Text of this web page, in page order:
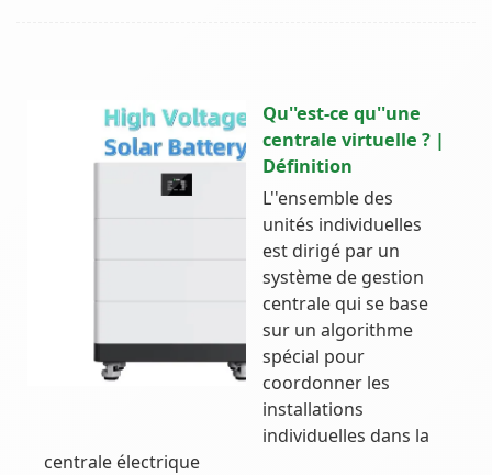
Qu''est-ce qu''une
centrale virtuelle ? |
Définition
L''ensemble des
unités individuelles
est dirigé par un
système de gestion
centrale qui se base
sur un algorithme
spécial pour
coordonner les
installations
individuelles dans la
centrale électrique